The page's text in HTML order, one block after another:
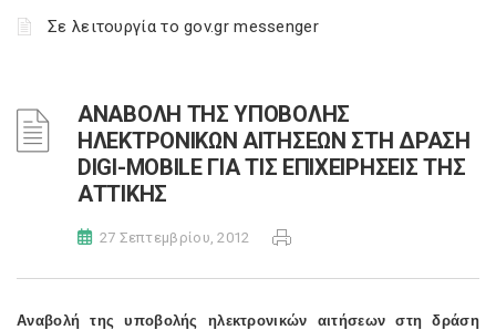
Σε λειτουργία το gov.gr messenger
ΑΝΑΒΟΛΗ ΤΗΣ ΥΠΟΒΟΛΗΣ
ΗΛΕΚΤΡΟΝΙΚΩΝ ΑΙΤΗΣΕΩΝ ΣΤΗ ΔΡΑΣΗ
DIGI-MOBILE ΓΙΑ ΤΙΣ ΕΠΙΧΕΙΡΗΣΕΙΣ ΤΗΣ
ΑΤΤΙΚΗΣ
27 Σεπτεμβρίου, 2012
Αναβολή της υποβολής ηλεκτρονικών αιτήσεων στη δράση